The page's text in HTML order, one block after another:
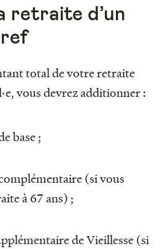
retraite d’un
total de votre retraite
vous devrez additionner :
base ;
(si vous
à 67 ans) ;
de Vieillesse (si